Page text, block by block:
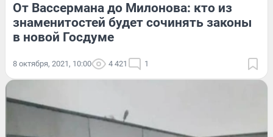
От Вассермана до Милонова: кто из
знаменитостей будет сочинять законы
в новой Госдуме
8 октября, 2021, 10:00 4 421 1